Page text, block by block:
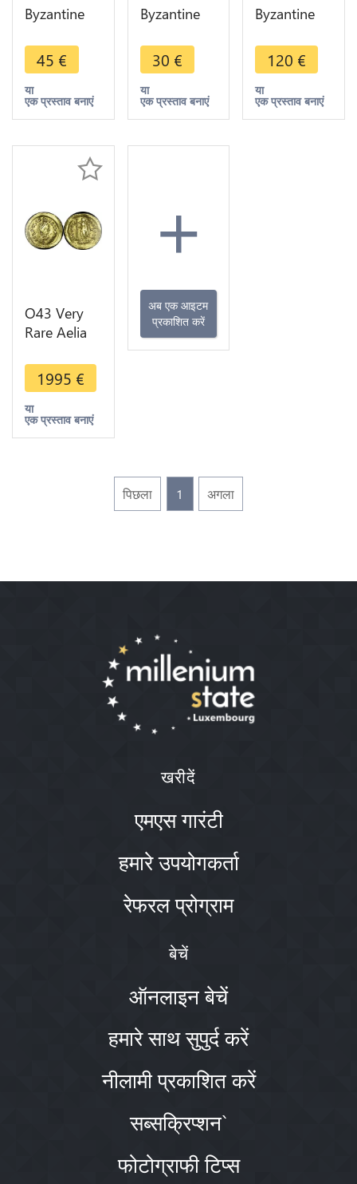
Byzantine
Manuel I
1143-1180
BI Aspron
Trachy
45 €
या
एक प्रस्ताव बनाएं
Byzantine
Demi Follis
Half A
identifier -
>Faire Offre
30 €
या
एक प्रस्ताव बनाएं
Byzantine
Manuel I,
1143-1180
AD. Billon
Aspron
120 €
या
एक प्रस्ताव बनाएं
O43 Very
Rare Aelia
Solidus
Constantinople
450-7 Or
Gold
1995 €
या
एक प्रस्ताव बनाएं
+
अब एक आइटम
प्रकाशित करें
पिछला 1 अगला
खरीदें
एमएस गारंटी
हमारे उपयोगकर्ता
रेफरल प्रोग्राम
बेचें
ऑनलाइन बेचें
हमारे साथ सुपुर्द करें
नीलामी प्रकाशित करें
सब्सक्रिप्शन`
फोटोग्राफी टिप्स